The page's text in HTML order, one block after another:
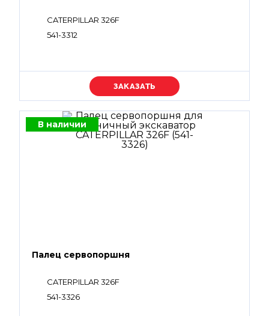
CATERPILLAR 326F
541-3312
Уточняйте цену
В наличии
Палец сервопоршня
CATERPILLAR 326F
541-3326